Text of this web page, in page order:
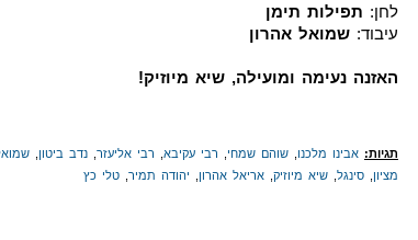
לחן: תפילות תימן
עיבוד: שמואל אהרון
האזנה נעימה ומועילה, שיא מיוזיק!
תגיות: אבינו מלכנו שוהם שמחי רבי עקיבא רבי אליעזר נדב ביטון
מציון
סינגל שיא מיוזיק אריאל אהרון יהודה תמיר טלי כץ